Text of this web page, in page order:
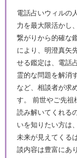
電話占いウィルの
力を最大限活かし
繋がりから的確な
により、明澄真矢
せる鑑定は、電話
霊的な問題を解消
など、相談者が求
す。 前世やご先祖
読み解いてくれる
いを知りたい方は
未来が見えてくる
談内容は豊富にあ